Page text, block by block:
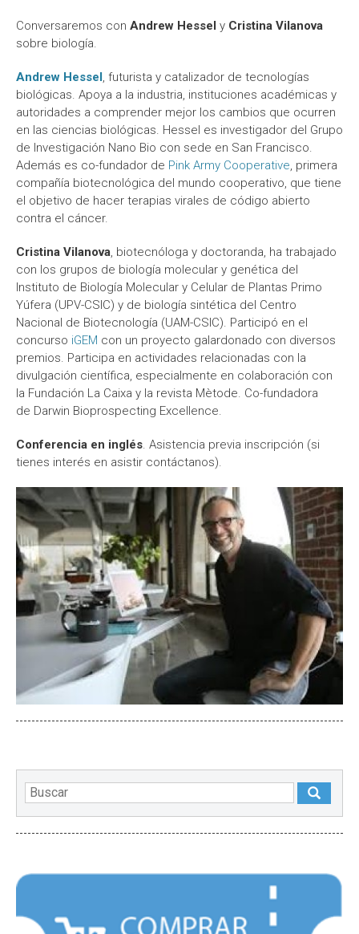
Conversaremos con Andrew Hessel y Cristina Vilanova
sobre biología.
Andrew Hessel, futurista y catalizador de tecnologías
biológicas. Apoya a la industria, instituciones académicas y
autoridades a comprender mejor los cambios que ocurren
en las ciencias biológicas. Hessel es investigador del Grupo
de Investigación Nano Bio con sede en San Francisco.
Además es co-fundador de Pink Army Cooperative, primera
compañía biotecnológica del mundo cooperativo, que tiene
el objetivo de hacer terapias virales de código abierto
contra el cáncer.
Cristina Vilanova, biotecnóloga y doctoranda, ha trabajado
con los grupos de biología molecular y genética del
Instituto de Biología Molecular y Celular de Plantas Primo
Yúfera (UPV-CSIC) y de biología sintética del Centro
Nacional de Biotecnología (UAM-CSIC). Participó en el
concurso iGEM con un proyecto galardonado con diversos
premios. Participa en actividades relacionadas con la
divulgación científica, especialmente en colaboración con
la Fundación La Caixa y la revista Mètode. Co-fundadora
de Darwin Bioprospecting Excellence.
Conferencia en inglés. Asistencia previa inscripción (si
tienes interés en asistir contáctanos).